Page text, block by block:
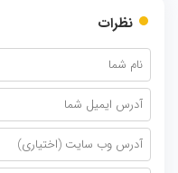
نظرات